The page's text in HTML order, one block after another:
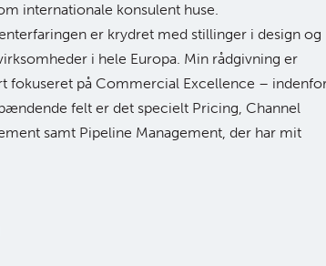
internationale konsulent huse.
er krydret med stillinger i design og
i hele Europa. Min rådgivning er
fokuseret på Commercial Excellence –
felt er det specielt Pricing, Channel
samt Pipeline Management, der har mit